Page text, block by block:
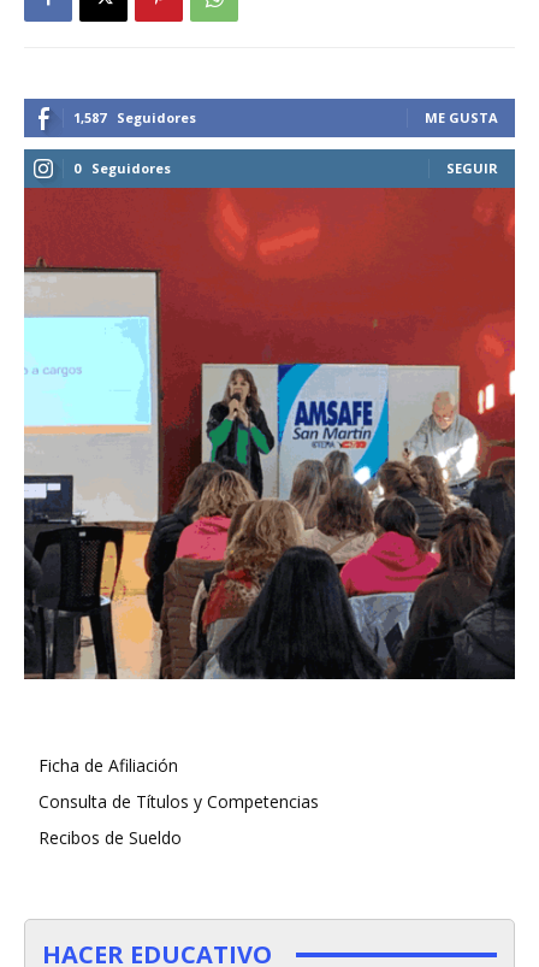
1,587 Seguidores ME GUSTA
0 Seguidores SEGUIR
Ficha de Afiliación
Consulta de Títulos y Competencias
Recibos de Sueldo
HACER EDUCATIVO